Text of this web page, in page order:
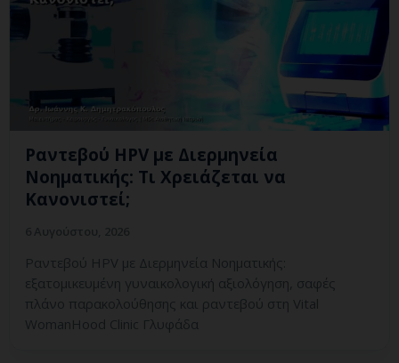
Ραντεβού HPV με Διερμηνεία
Νοηματικής: Τι Χρειάζεται να
Κανονιστεί;
Ραντεβού HPV με Διερμηνεία Νοηματικής:
εξατομικευμένη γυναικολογική αξιολόγηση, σαφές
πλάνο παρακολούθησης και ραντεβού στη Vital
WomanHood Clinic Γλυφάδα